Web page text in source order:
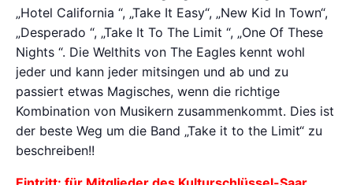
„Hotel California “, „Take It Easy“, „New Kid In Town“,
„Desperado “, „Take It To The Limit “, „One Of These
Nights “. Die Welthits von The Eagles kennt wohl
jeder und kann jeder mitsingen und ab und zu
passiert etwas Magisches, wenn die richtige
Kombination von Musikern zusammenkommt. Dies ist
der beste Weg um die Band „Take it to the Limit“ zu
beschreiben!!